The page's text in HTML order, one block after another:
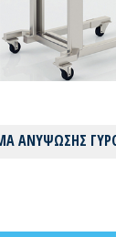
ΑΝΥΨΩΣΗΣ